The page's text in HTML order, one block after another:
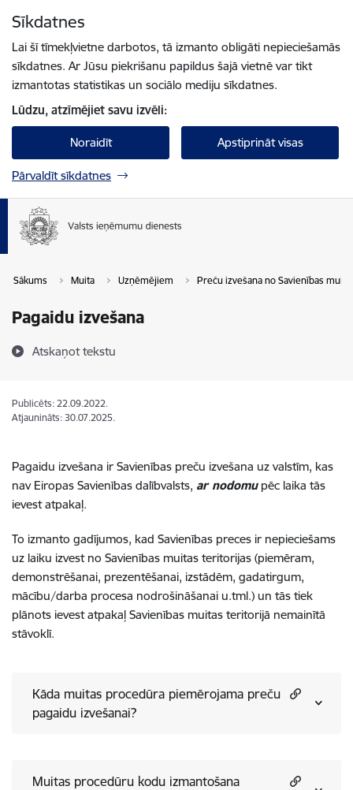
Sīkdatnes
Lai šī tīmekļvietne darbotos, tā izmanto obligāti nepieciešamās
sīkdatnes. Ar Jūsu piekrišanu papildus šajā vietnē var tikt
izmantotas statistikas un sociālo mediju sīkdatnes.
Lūdzu, atzīmējiet savu izvēli:
Noraidīt Apstiprināt visas
Pārvaldīt sīkdatnes
Sākums Muita Uzņēmējiem Preču izvešana no Savienības
Pagaidu izvešana
Atskaņot tekstu
Publicēts: 22.09.2022.
Atjaunināts: 30.07.2025.
Pagaidu izvešana ir Savienības preču izvešana uz valstīm, kas
nav Eiropas Savienības dalībvalsts, ar nodomupēc laika tās
ievest atpakaļ.
To izmanto gadījumos, kad Savienības preces ir nepieciešams
uz laiku izvest no Savienības muitas teritorijas (piemēram,
demonstrēšanai, prezentēšanai, izstādēm, gadatirgum,
mācību/darba procesa nodrošināšanai u.tml.) un tās tiek
plānots ievest atpakaļ Savienības muitas teritorijā nemainītā
stāvoklī.
Kāda muitas procedūra piemērojama preču
pagaidu izvešanai?
Muitas procedūru kodu izmantošana